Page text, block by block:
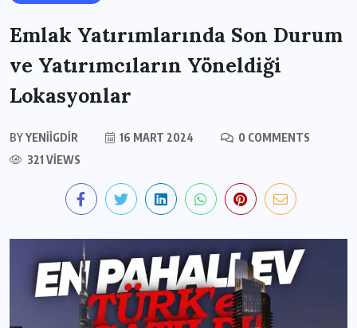
Emlak Yatırımlarında Son Durum
ve Yatırımcıların Yöneldiği
Lokasyonlar
BYYENIIGDIR 16 MART 2024
0 COMMENTS
321 VIEWS